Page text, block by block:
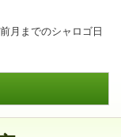
前月までのシャロゴ日